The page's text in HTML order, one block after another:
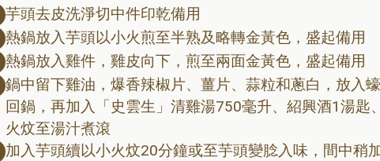
芋頭去皮洗淨切中件印乾備用
熱鍋放入芋頭以小火煎至半熟及略轉金黃色，盛起備用
熱鍋放入雞件，雞皮向下，煎至兩面金黃色，盛起備用
鍋中留下雞油，爆香辣椒片、薑片、蒜粒和蔥白，放入
回鍋，再加入「史雲生」清雞湯750毫升、紹興酒1湯匙
火炆至湯汁煮滾
加入芋頭續以小火炆20分鐘或至芋頭變腍入味，間中稍